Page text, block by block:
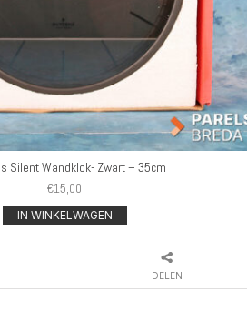
Silent Wandklok- Zwart – 35cm
€15,00
IN WINKELWAGEN
DELEN